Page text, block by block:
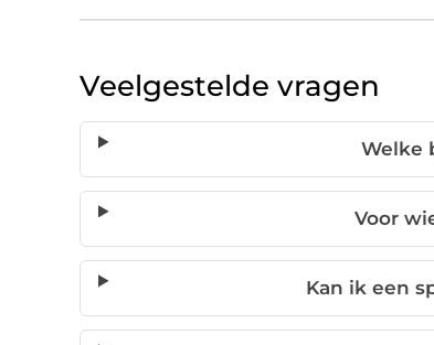
Veelgestelde vragen
Welke
Voor
Kan ik een